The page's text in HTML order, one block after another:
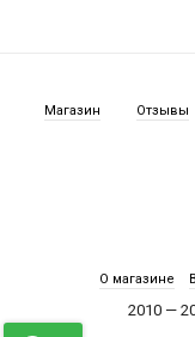
Магазин Отзывы
2010 —
О магазине